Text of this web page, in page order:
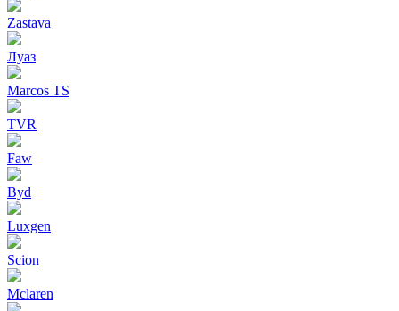
Zastava
Луаз
Marcos TS
TVR
Faw
Byd
Luxgen
Scion
Mclaren